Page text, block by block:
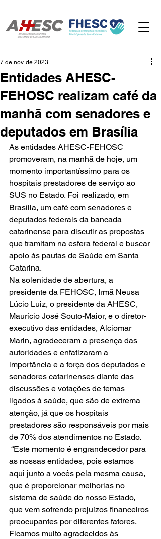
Entidades AHESC-
FEHOSC realizam café da
manhã com senadores e
deputados em Brasília
7 de nov. de 2023
As entidades AHESC-FEHOSC
promoveram, na manhã de hoje, um
momento importantíssimo para os
hospitais prestadores de serviço ao
SUS no Estado. Foi realizado, em
Brasília, um café com senadores e
deputados federais da bancada
catarinense para discutir as propostas
que tramitam na esfera federal e buscar
apoio às pautas de Saúde em Santa
Catarina.
Na solenidade de abertura, a
presidente da FEHOSC, Irmã Neusa
Lúcio Luiz, o presidente da AHESC,
Maurício José Souto-Maior, e o diretor-
executivo das entidades, Alciomar
Marin, agradeceram a presença das
autoridades e enfatizaram a
importância e a força dos deputados e
senadores catarinenses diante das
discussões e votações de temas
ligados à saúde, que são de extrema
atenção, já que os hospitais
prestadores são responsáveis por mais
de 70% dos atendimentos no Estado.
as nossas entidades, pois estamos
aqui junto a vocês pela mesma causa,
que é proporcionar melhorias no
sistema de saúde do nosso Estado,
que vem sofrendo prejuízos financeiros
preocupantes por diferentes fatores.
Ficamos muito agradecidos às